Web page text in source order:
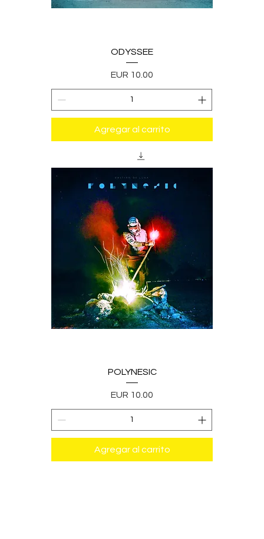
ODYSSEE
Precio
EUR 10.00
Agregar al carrito
POLYNESIC
Precio
EUR 10.00
Agregar al carrito